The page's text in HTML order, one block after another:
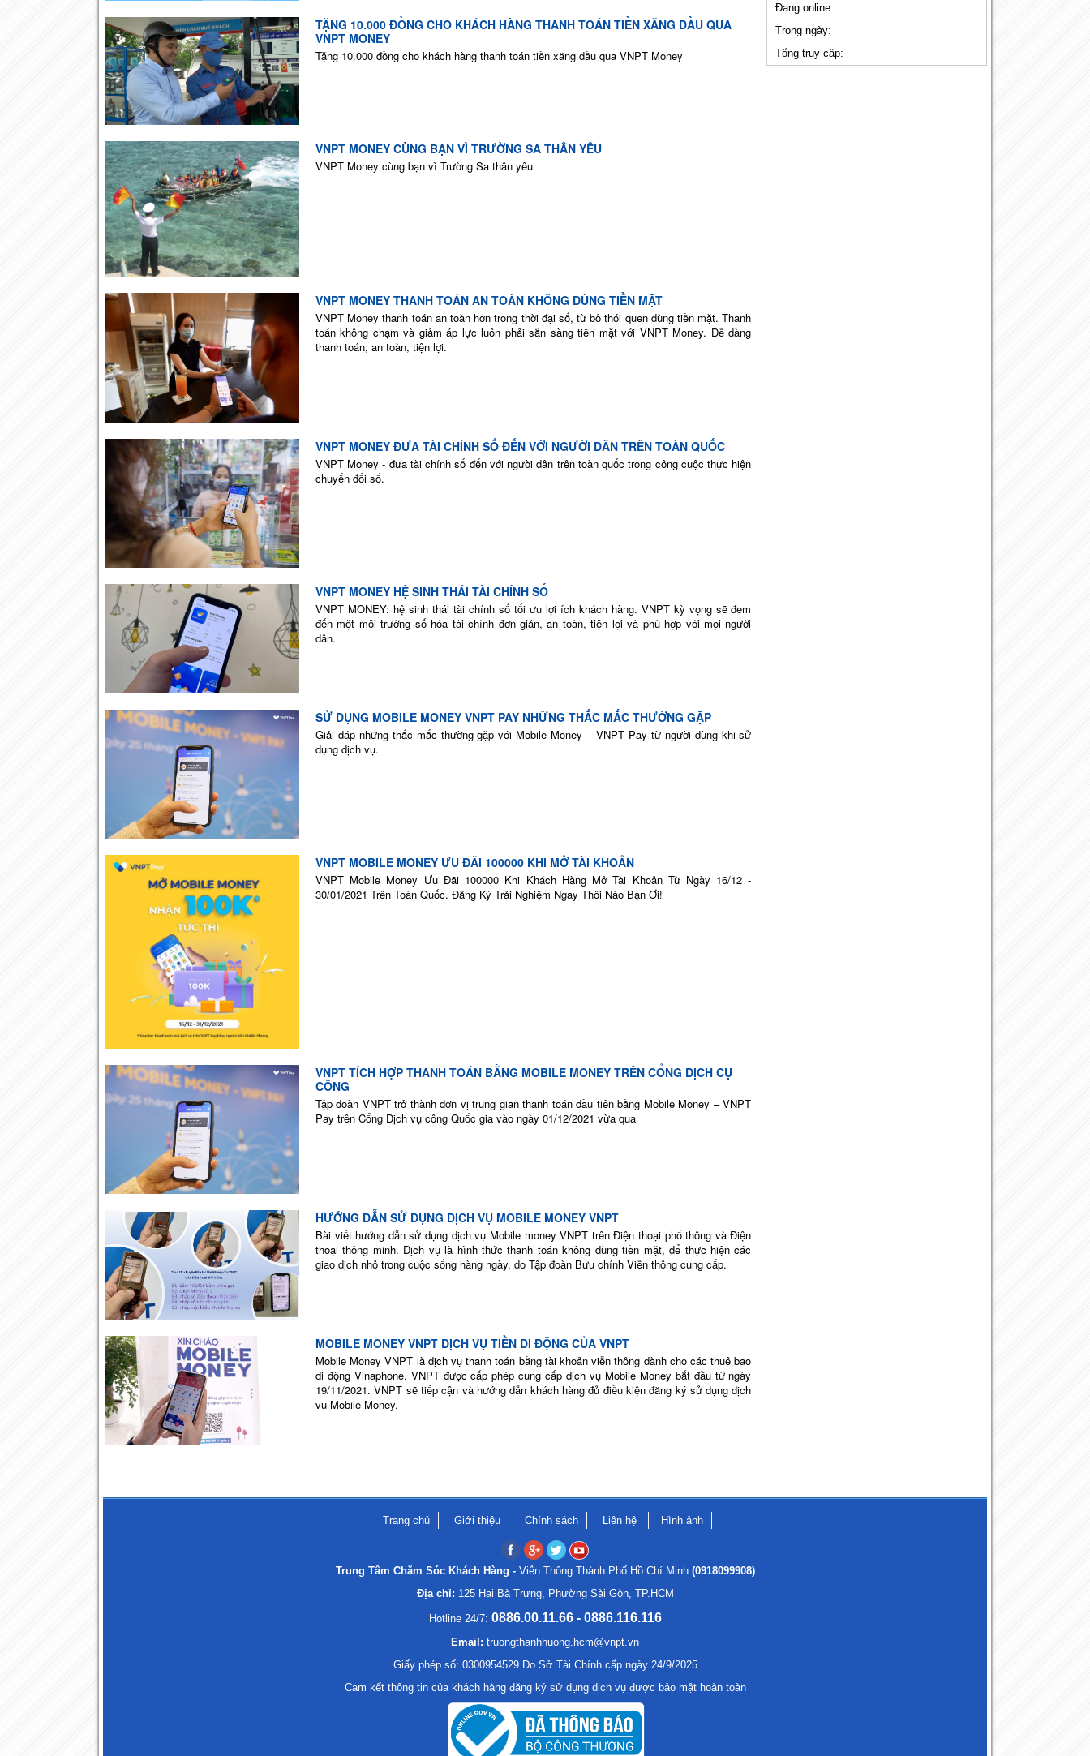
TẶNG 10.000 ĐỒNG CHO KHÁCH HÀNG THANH TOÁN TIỀN XĂNG DẦU QUA
VNPT MONEY
Tặng 10.000 đồng cho khách hàng thanh toán tiền xăng dầu qua VNPT Money
VNPT MONEY CÙNG BẠN VÌ TRƯỜNG SA THÂN YÊU
VNPT Money cùng bạn vì Trường Sa thân yêu
VNPT MONEY THANH TOÁN AN TOÀN KHÔNG DÙNG TIỀN MẶT
VNPT Money thanh toán an toàn hơn trong thời đại số, từ bỏ thói quen dùng tiền mặt. Thanh
toán không chạm và giảm áp lực luôn phải sẵn sàng tiền mặt với VNPT Money. Dễ dàng
thanh toán, an toàn, tiện lợi.
VNPT MONEY ĐƯA TÀI CHÍNH SỐ ĐẾN VỚI NGƯỜI DÂN TRÊN TOÀN QUỐC
VNPT Money - đưa tài chính số đến với người dân trên toàn quốc trong công cuộc thực hiện
chuyển đổi số.
VNPT MONEY HỆ SINH THÁI TÀI CHÍNH SỐ
VNPT MONEY: hệ sinh thái tài chính số tối ưu lợi ích khách hàng. VNPT kỳ vọng sẽ đem
đến một môi trường số hóa tài chính đơn giản, an toàn, tiện lợi và phù hợp với mọi người
dân.
SỬ DỤNG MOBILE MONEY VNPT PAY NHỮNG THẮC MẮC THƯỜNG GẶP
Giải đáp những thắc mắc thường gặp với Mobile Money – VNPT Pay từ người dùng khi sử
dụng dịch vụ.
VNPT MOBILE MONEY ƯU ĐÃI 100000 KHI MỞ TÀI KHOẢN
VNPT Mobile Money Ưu Đãi 100000 Khi Khách Hàng Mở Tài Khoản Từ Ngày 16/12 -
30/01/2021 Trên Toàn Quốc. Đăng Ký Trải Nghiệm Ngay Thôi Nào Bạn Ơi!
VNPT TÍCH HỢP THANH TOÁN BẰNG MOBILE MONEY TRÊN CỔNG DỊCH CỤ
CÔNG
Tập đoàn VNPT trở thành đơn vị trung gian thanh toán đầu tiên bằng Mobile Money – VNPT
Pay trên Cổng Dịch vụ công Quốc gia vào ngày 01/12/2021 vừa qua
HƯỚNG DẪN SỬ DỤNG DỊCH VỤ MOBILE MONEY VNPT
Bài viết hướng dẫn sử dụng dịch vụ Mobile money VNPT trên Điện thoại phổ thông và Điện
thoại thông minh. Dịch vụ là hình thức thanh toán không dùng tiền mặt, để thực hiện các
giao dịch nhỏ trong cuộc sống hàng ngày, do Tập đoàn Bưu chính Viễn thông cung cấp.
MOBILE MONEY VNPT DỊCH VỤ TIỀN DI ĐỘNG CỦA VNPT
Mobile Money VNPT là dịch vụ thanh toán bằng tài khoản viễn thông dành cho các thuê bao
di động Vinaphone. VNPT được cấp phép cung cấp dịch vụ Mobile Money bắt đầu từ ngày
19/11/2021. VNPT sẽ tiếp cận và hướng dẫn khách hàng đủ điều kiện đăng ký sử dụng dịch
vụ Mobile Money.
Đang online:
Trong ngày:
Tổng truy cập:
Trang chủ Giới thiệu Chính sách Liên hệ Hình ảnh
Trung Tâm Chăm Sóc Khách Hàng - Viễn Thông Thành Phố Hồ Chí Minh(0918099908)
Địa chỉ: 125 Hai Bà Trưng, Phường Sài Gòn, TP.HCM
Hotline 24/7: 0886.00.11.66 - 0886.116.116
Email: truongthanhhuong.hcm@vnpt.vn
Giấy phép số: 0300954529 Do Sở Tài Chính cấp ngày 24/9/2025
Cam kết thông tin của khách hàng đăng ký sử dụng dịch vụ được bảo mật hoàn toàn